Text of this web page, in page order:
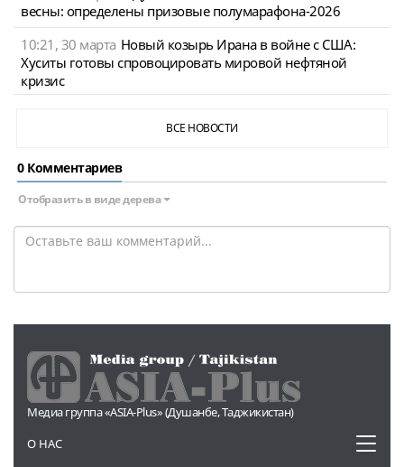
весны: определены призовые полумарафона-2026
10:21, 30 марта Новый козырь Ирана в войне с США:
Хуситы готовы спровоцировать мировой нефтяной
кризис
ВСЕ НОВОСТИ
0 Комментариев
Отобразить в виде дерева
Медиа группа «ASIA-Plus» (Душанбе, Таджикистан)
О НАС